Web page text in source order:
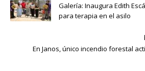
Galería: Inaugura Edith
para terapia en el asilo
En Janos, único incendio forestal